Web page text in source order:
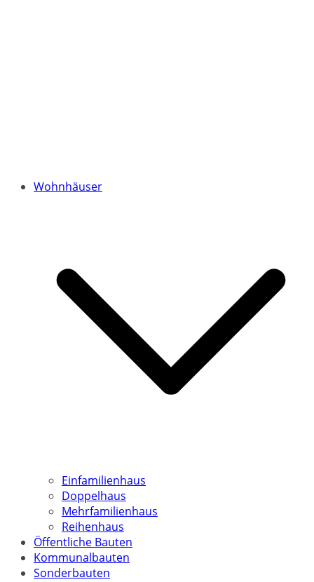
Wohnhäuser
Einfamilienhaus
Doppelhaus
Mehrfamilienhaus
Reihenhaus
Öffentliche Bauten
Kommunalbauten
Sonderbauten